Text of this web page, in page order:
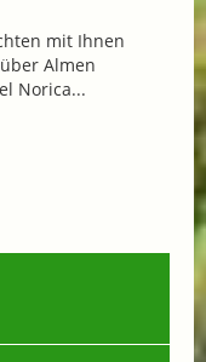
mit Ihnen
Almen
Norica...